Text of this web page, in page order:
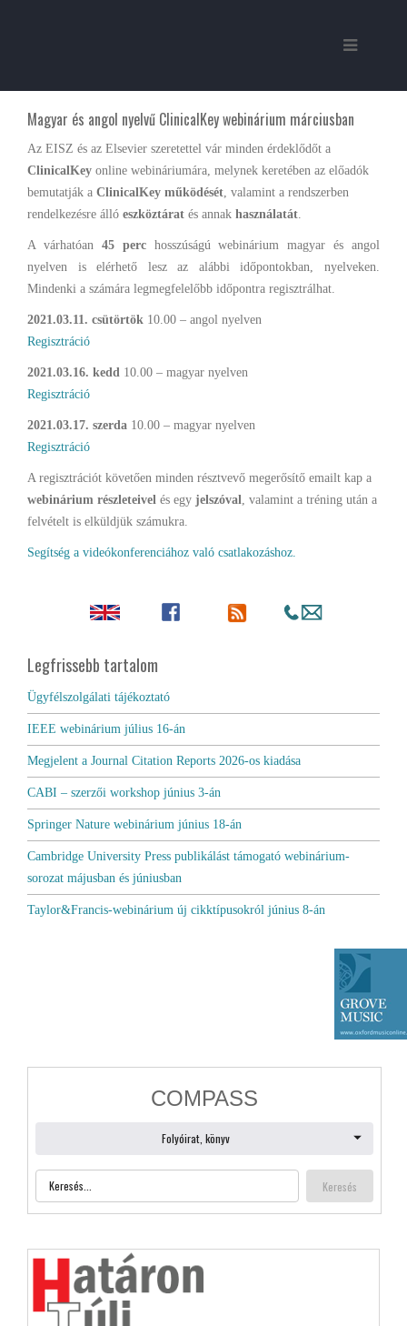
Magyar és angol nyelvű ClinicalKey webinárium márciusban
Az EISZ és az Elsevier szeretettel vár minden érdeklődőt a
ClinicalKey online webináriumára, melynek keretében az előadók
bemutatják a ClinicalKey működését, valamint a rendszerben
rendelkezésre álló eszköztárat és annak használatát.
A várhatóan 45 perchosszúságú webinárium magyar és angol
nyelven is elérhető lesz az alábbi időpontokban, nyelveken.
Mindenki a számára legmegfelelőbb időpontra regisztrálhat.
2021.03.11. csütörtök 10.00 – angol nyelven
Regisztráció
2021.03.16. kedd 10.00 – magyar nyelven
Regisztráció
2021.03.17. szerda 10.00 – magyar nyelven
Regisztráció
A regisztrációt követően minden résztvevő megerősítő emailt kap a
webinárium részleteivel és egy jelszóval, valamint a tréning után a
felvételt is elküldjük számukra.
Segítség a videókonferenciához való csatlakozáshoz.
Legfrissebb tartalom
Ügyfélszolgálati tájékoztató
IEEE webinárium július 16-án
Megjelent a Journal Citation Reports 2026-os kiadása
CABI – szerzői workshop június 3-án
Springer Nature webinárium június 18-án
Cambridge University Press publikálást támogató webinárium-
sorozat májusban és júniusban
Taylor&Francis-webinárium új cikktípusokról június 8-án